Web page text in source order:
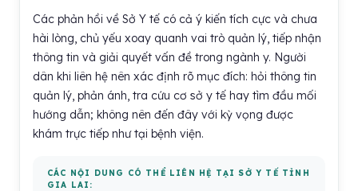
Các phản hồi về Sở Y tế có cả ý kiến tích cực và chưa
hài lòng, chủ yếu xoay quanh vai trò quản lý, tiếp nhận
thông tin và giải quyết vấn đề trong ngành y. Người
dân khi liên hệ nên xác định rõ mục đích: hỏi thông tin
quản lý, phản ánh, tra cứu cơ sở y tế hay tìm đầu mối
hướng dẫn; không nên đến đây với kỳ vọng được
khám trực tiếp như tại bệnh viện.
CÁC NỘI DUNG CÓ THỂ LIÊN HỆ TẠI SỞ Y TẾ TỈNH
GIA LAI: